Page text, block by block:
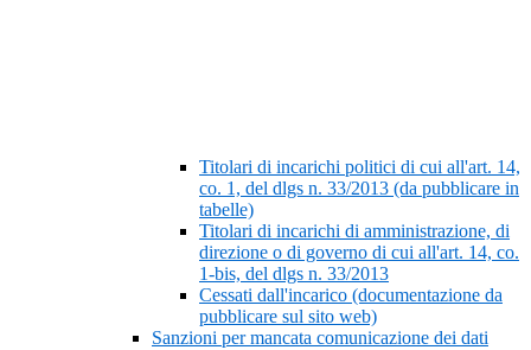
Titolari di incarichi politici di cui all'art. 14,
co. 1, del dlgs n. 33/2013 (da pubblicare in
tabelle)
Titolari di incarichi di amministrazione, di
direzione o di governo di cui all'art. 14, co.
1-bis, del dlgs n. 33/2013
Cessati dall'incarico (documentazione da
pubblicare sul sito web)
Sanzioni per mancata comunicazione dei dati